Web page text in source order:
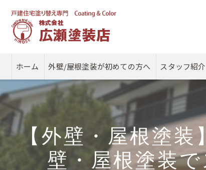
ホーム 外壁/屋根塗装が初めての方へ スタッフ紹介
【外壁・屋根塗
壁・屋根塗装